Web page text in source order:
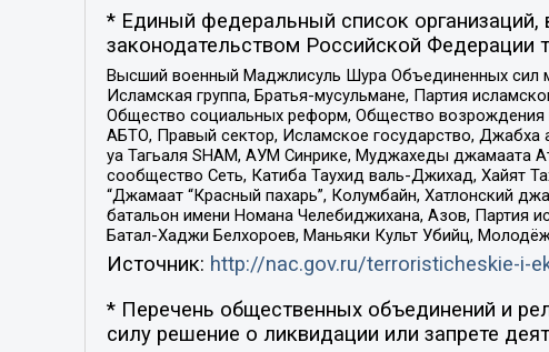
* Единый федеральный список организаций,
законодательством Российской Федерации
Высший военный Маджлисуль Шура Объединенных сил
Исламская группа, Братья-мусульмане, Партия
Общество социальных реформ, Общество
АБТО, Правый сектор, Исламское государство,
уа Тагьаля SHAM, АУМ Синрике, Муджахеды джамаата
сообщество Сеть, Катиба Таухид валь-Джихад, Хайят
“Джамаат “Красный пахарь”, Колумбайн, Хатлонский
батальон имени Номана Челебиджихана, Азов, Партия
Батал-Хаджи Белхороев, Маньяки Культ Убийц,
Источник: http://nac.gov.ru/terroristicheskie-i-
* Перечень общественных объединений и
силу решение о ликвидации или запрете